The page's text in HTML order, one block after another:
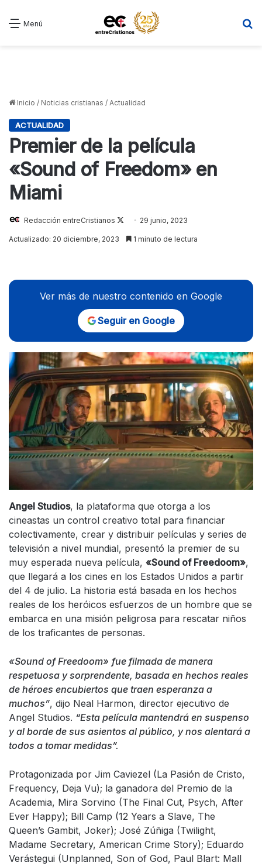
Menú
Inicio / Noticias cristianas / Actualidad
ACTUALIDAD
Premier de la película
«Sound of Freedom» en
Miami
Redacción entreCristianos
Follow
on
29 junio, 2023
Actualizado: 20 diciembre, 2023 1 minuto de lectura
Ver más de nuestro contenido en Google
Seguir en Google
Angel Studios, la plataforma que otorga a los
cineastas un control creativo total para financiar
colectivamente, crear y distribuir películas y series de
televisión a nivel mundial, presentó la premier de su
muy esperada nueva película, «Sound of Freedoom»,
que llegará a los cines en los Estados Unidos a partir
del 4 de julio. La historia está basada en los hechos
reales de los heróicos esfuerzos de un hombre que se
embarca en una misión peligrosa para rescatar niños
de los traficantes de personas.
«Sound of Freedoom» fue filmada de manera
respetuosa y sorprendente, basada en hechos reales
de héroes encubiertos que traen esperanza a
muchos”, dijo Neal Harmon, director ejecutivo de
Angel Studios. “Esta película mantendrá en suspenso
y al borde de sus asientos al público, y nos alentará a
todos a tomar medidas”.
Protagonizada por Jim Caviezel (La Pasión de Cristo,
Frequency, Deja Vu); la ganadora del Premio de la
Academia, Mira Sorvino (The Final Cut, Psych, After
Ever Happy); Bill Camp (12 Years a Slave, The
Queen’s Gambit, Joker); José Zúñiga (Twilight,
Madame Secretary, American Crime Story); Eduardo
Verástegui (Unplanned, Son of God, Paul Blart: Mall